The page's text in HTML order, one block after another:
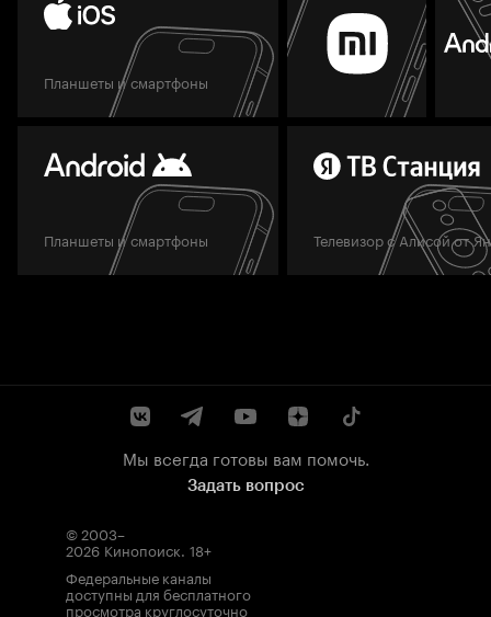
Планшеты и смартфоны
Планшеты и смартфоны Телевизор с Алисой от
Мы всегда готовы вам помочь.
Задать вопрос
© 2003–
2026 Кинопоиск. 18+
Федеральные каналы
доступны для бесплатного
просмотра круглосуточно